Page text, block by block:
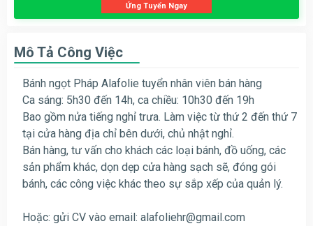
Ứng Tuyển Ngay
Mô Tả Công Việc
Bánh ngọt Pháp Alafolie tuyển nhân viên bán hàng
Ca sáng: 5h30 đến 14h, ca chiều: 10h30 đến 19h
Bao gồm nửa tiếng nghỉ trưa. Làm việc từ thứ 2 đến thứ 7
tại cửa hàng địa chỉ bên dưới, chủ nhật nghỉ.
Bán hàng, tư vấn cho khách các loại bánh, đồ uống, các
sản phẩm khác, dọn dẹp cửa hàng sạch sẽ, đóng gói
bánh, các công việc khác theo sự sắp xếp của quản lý.
Hoặc: gửi CV vào email: alafoliehr@gmail.com